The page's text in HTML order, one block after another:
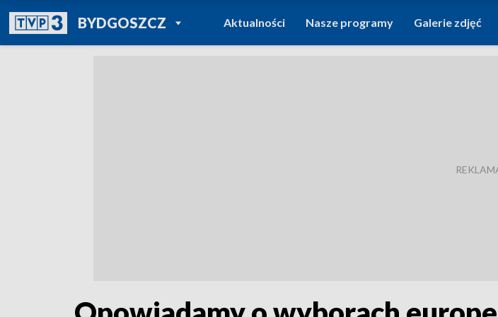
BYDGOSZCZPOWRÓT DO
TVP REGIONY
Aktualności Nasze programy Galerie zdjęć